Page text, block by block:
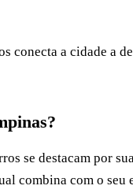
conecta a cidade a
se destacam por
combina com o seu